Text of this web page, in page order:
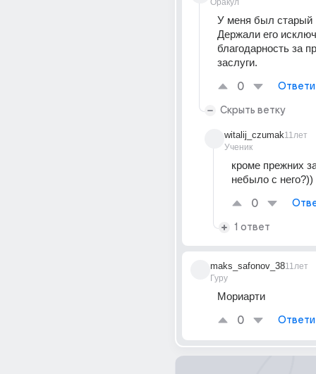
Оракул
У меня был старый
Держали его
благодарность за
заслуги.
0
Скрыть ветку
witalij_czumak
Ученик
11лет
кроме прежних
небыло с него?))
0
1 ответ
maks_safonov_38
Гуру
11лет
Мориарти
0